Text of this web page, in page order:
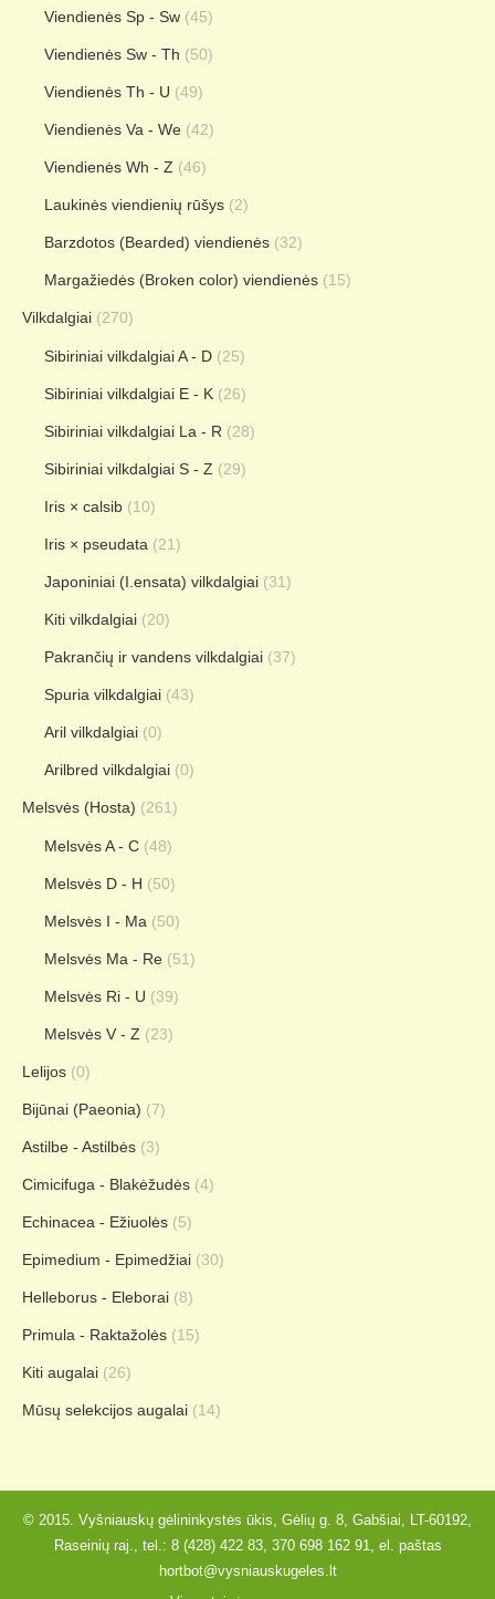
Viendienės Sp - Sw (45)
Viendienės Sw - Th (50)
Viendienės Th - U (49)
Viendienės Va - We (42)
Viendienės Wh - Z (46)
Laukinės viendienių rūšys (2)
Barzdotos (Bearded) viendienės (32)
Margažiedės (Broken color) viendienės (15)
Vilkdalgiai (270)
Sibiriniai vilkdalgiai A - D (25)
Sibiriniai vilkdalgiai E - K (26)
Sibiriniai vilkdalgiai La - R (28)
Sibiriniai vilkdalgiai S - Z (29)
Iris × calsib (10)
Iris × pseudata (21)
Japoniniai (I.ensata) vilkdalgiai (31)
Kiti vilkdalgiai (20)
Pakrančių ir vandens vilkdalgiai (37)
Spuria vilkdalgiai (43)
Aril vilkdalgiai (0)
Arilbred vilkdalgiai (0)
Melsvės (Hosta) (261)
Melsvės A - C (48)
Melsvės D - H (50)
Melsvės I - Ma (50)
Melsvės Ma - Re (51)
Melsvės Ri - U (39)
Melsvės V - Z (23)
Lelijos (0)
Bijūnai (Paeonia) (7)
Astilbe - Astilbės (3)
Cimicifuga - Blakėžudės (4)
Echinacea - Ežiuolės (5)
Epimedium - Epimedžiai (30)
Helleborus - Eleborai (8)
Primula - Raktažolės (15)
Kiti augalai (26)
Mūsų selekcijos augalai (14)
© 2015. Vyšniauskų gėlininkystės ūkis, Gėlių g. 8, Gabšiai, LT-60192,
Raseinių raj., tel.: 8 (428) 422 83, 370 698 162 91 , el. paštas
hortbot@vysniauskugeles.lt